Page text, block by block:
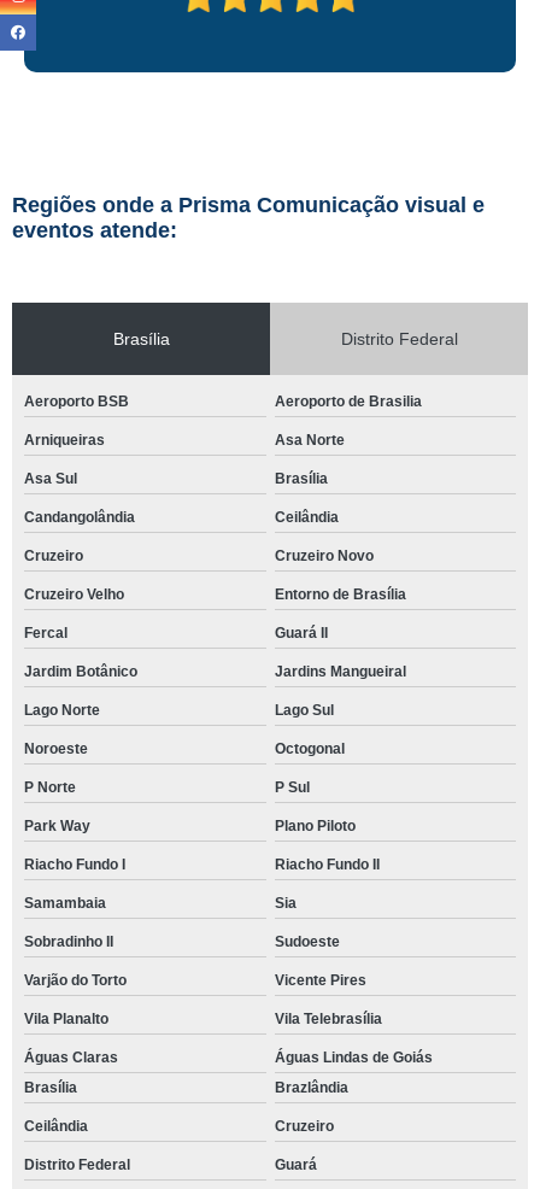
Regiões onde a Prisma Comunicação visual e
eventos atende:
Brasília Distrito Federal
Aeroporto BSB Aeroporto de Brasilia
Arniqueiras Asa Norte
Asa Sul Brasília
Candangolândia Ceilândia
Cruzeiro Cruzeiro Novo
Cruzeiro Velho Entorno de Brasília
Fercal Guará II
Jardim Botânico Jardins Mangueiral
Lago Norte Lago Sul
Noroeste Octogonal
P Norte P Sul
Park Way Plano Piloto
Riacho Fundo I Riacho Fundo II
Samambaia Sia
Sobradinho II Sudoeste
Varjão do Torto Vicente Pires
Vila Planalto Vila Telebrasília
Águas Claras
Águas Lindas de Goiás
Brasília
Brazlândia
Ceilândia Cruzeiro
Distrito Federal Guará